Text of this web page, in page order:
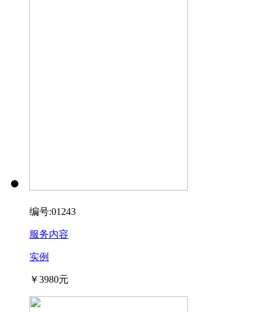
编号:01243
服务内容
实例
￥3980元